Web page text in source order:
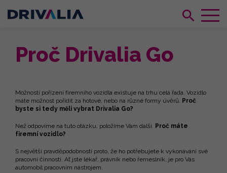
Proč Drivalia Go
Možností pořízení firemního vozidla existuje na trhu celá řada. Vozidlo
máte možnost pořídit za hotové, nebo na různé formy úvěrů. Proč
byste si tedy měli vybrat Drivalia Go?
Než odpovíme na tuto otázku, položíme Vám další. Proč máte
firemní vozidlo?
S největší pravděpodobností proto, že ho potřebujete k vykonávání své
pracovní činnosti. Ať jste lékař, právník nebo řemeslník, je pro Vás
automobil pracovním nástrojem.